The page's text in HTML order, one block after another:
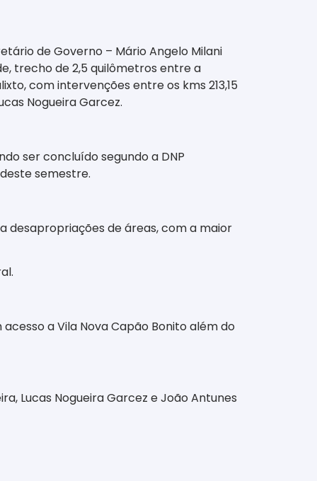
de Governo – Mário Angelo Milani
trecho de 2,5 quilômetros entre a
com intervenções entre os kms 213,15
Nogueira Garcez.
ser concluído segundo a DNP
semestre.
desapropriações de áreas, com a maior
a Vila Nova Capão Bonito além do
Lucas Nogueira Garcez e João Antunes